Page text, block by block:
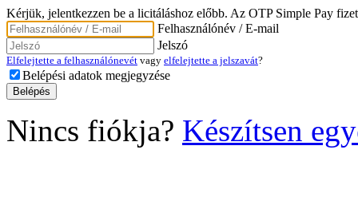
Kérjük, jelentkezzen be a licitáláshoz előbb. Az OTP Simple Pay
Felhasználónév / E-mail
Jelszó
Elfelejtette a felhasználónevét vagy elfelejtette a jelszavát?
Belépési adatok megjegyzése
Nincs fiókja? Készítsen